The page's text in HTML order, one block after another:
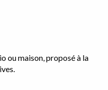
ou maison, proposé à la